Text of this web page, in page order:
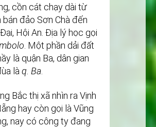
cồn cát chạy dài từ
bán đảo Sơn Chà đến
Hội An. Địa lý học gọi
. Một phần dải đất
là quận Ba, dân gian
là q. Ba
Bắc thị xã nhìn ra Vịnh
hay còn gọi là Vũng
nay có công ty đang